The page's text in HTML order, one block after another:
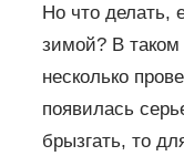
Но что делать,
зимой? В таком
несколько
появилась
брызгать, то